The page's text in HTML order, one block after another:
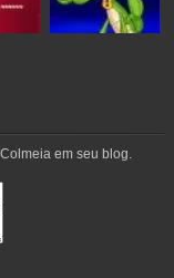
em seu blog.